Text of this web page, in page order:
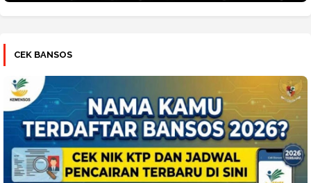
CEK BANSOS